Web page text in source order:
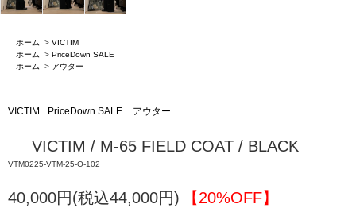
ホーム > VICTIM
ホーム
> PriceDown SALE
ホーム
> アウター
VICTIM PriceDown SALE アウター
VICTIM / M-65 FIELD COAT / BLACK
VTM0225-VTM-25-O-102
40,000円(税込44,000円) 【20%OFF】